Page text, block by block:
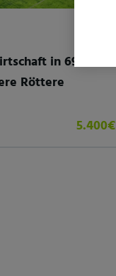
in 69168
Röttere
5.400€